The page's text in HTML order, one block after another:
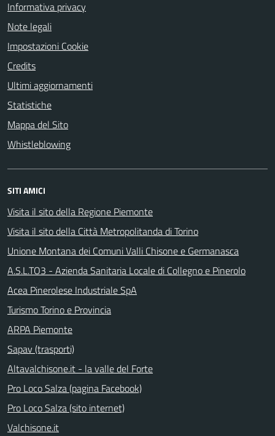
Informativa privacy
Note legali
Impostazioni Cookie
Credits
Ultimi aggiornamenti
Statistiche
Mappa del Sito
Whistleblowing
SITI AMICI
Visita il sito della Regione Piemonte
Visita il sito della Città Metropolitanda di Torino
Unione Montana dei Comuni Valli Chisone e Germanasca
A.S.L.TO3 - Azienda Sanitaria Locale di Collegno e Pinerolo
Acea Pinerolese Industriale SpA
Turismo Torino e Provincia
ARPA Piemonte
Sapav (trasporti)
Altavalchisone.it - la valle del Forte
Pro Loco Salza (pagina Facebook)
Pro Loco Salza (sito internet)
Valchisone.it